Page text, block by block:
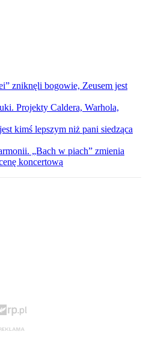
zniknęli bogowie, Zeusem jest
Projekty Caldera, Warhola,
kimś lepszym niż pani siedząca
„Bach w piach” zmienia
koncertową